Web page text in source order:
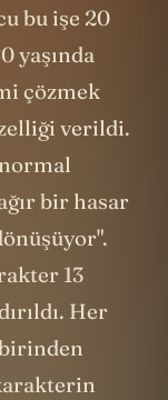
bu işe 20
yaşında
çözmek
verildi.
bir hasar
13
Her